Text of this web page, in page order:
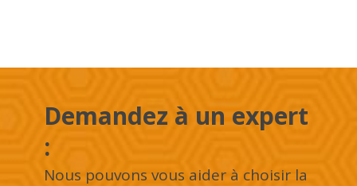
Demandez à un expert
:
Nous pouvons vous aider à choisir la